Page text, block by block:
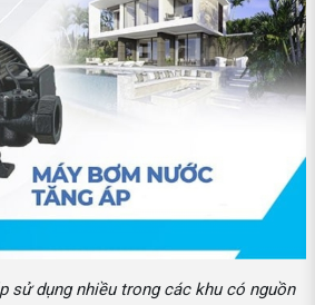
sử dụng nhiều trong các khu có nguồn